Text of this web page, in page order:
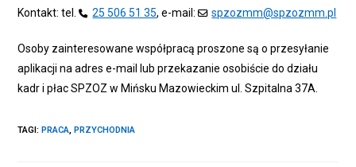
Kontakt: tel. 25 506 51 35, e-mail: spzozmm@spzozmm.pl
Osoby zainteresowane współpracą proszone są o przesyłanie
aplikacji na adres e-mail lub przekazanie osobiście do działu
kadr i płac SPZOZ w Mińsku Mazowieckim ul. Szpitalna 37A.
TAGI:PRACA, PRZYCHODNIA